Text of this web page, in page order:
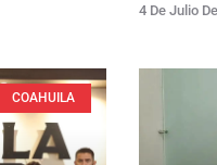
4 De Julio
COAHUILA